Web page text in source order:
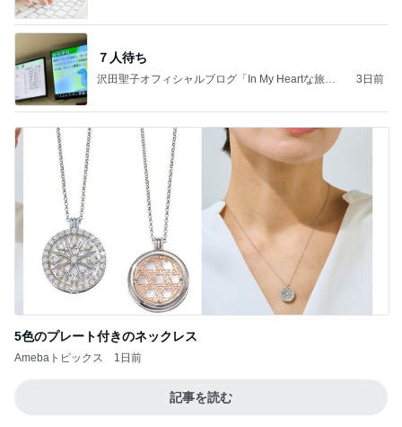
７人待ち
沢田聖子オフィシャルブログ「In My Heartな旅日
3日前
5色のプレート付きのネックレス
Amebaトピックス 1日前
記事を読む